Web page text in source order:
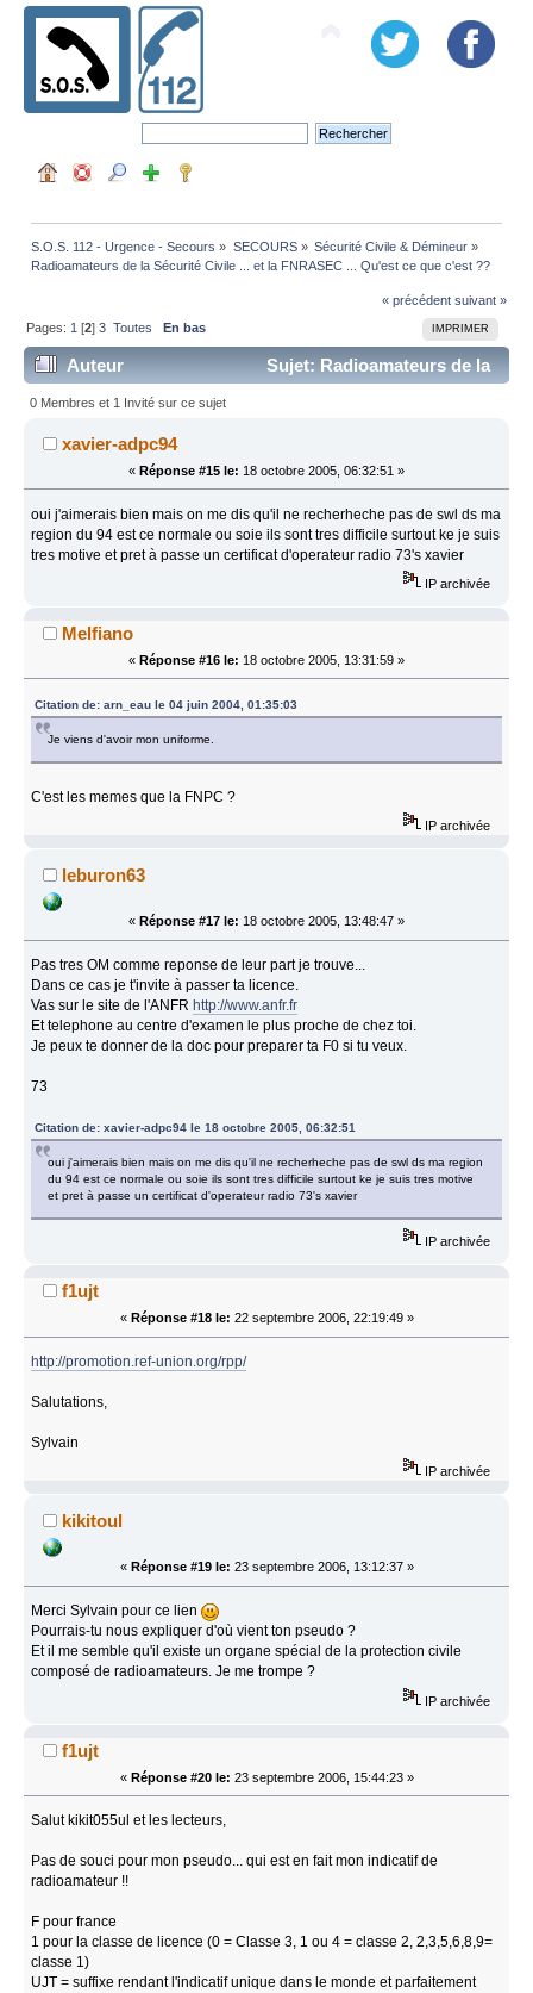
S.O.S. 112 - Urgence - Secours » SECOURS» Sécurité Civile & Démineur»
Radioamateurs de la Sécurité Civile ... et la FNRASEC ... Qu'est ce que c'est ??
« précédent suivant »
IMPRIMER
Pages: 1 [2]3 Toutes En bas
Auteur
Sujet: Radioamateurs de la
Sécurité Civile ... et la FNRASEC ... Qu'est ce que c'est
?? (Lu 99766 fois)
0 Membres et 1 Invité sur ce sujet
xavier-adpc94
« Réponse #15 le: 18 octobre 2005, 06:32:51 »
oui j'aimerais bien mais on me dis qu'il ne recherheche pas de swl ds ma
region du 94 est ce normale ou soie ils sont tres difficile surtout ke je suis
tres motive et pret à passe un certificat d'operateur radio 73's xavier
IP archivée
Melfiano
« Réponse #16 le: 18 octobre 2005, 13:31:59 »
Citation de: arn_eau le 04 juin 2004, 01:35:03
Je viens d'avoir mon uniforme.
C'est les memes que la FNPC ?
IP archivée
leburon63
« Réponse #17 le: 18 octobre 2005, 13:48:47 »
Pas tres OM comme reponse de leur part je trouve...
Dans ce cas je t'invite à passer ta licence.
Vas sur le site de l'ANFR http://www.anfr.fr
Et telephone au centre d'examen le plus proche de chez toi.
Je peux te donner de la doc pour preparer ta F0 si tu veux.
73
Citation de: xavier-adpc94 le 18 octobre 2005, 06:32:51
oui j'aimerais bien mais on me dis qu'il ne recherheche pas de swl ds ma region
du 94 est ce normale ou soie ils sont tres difficile surtout ke je suis tres motive
et pret à passe un certificat d'operateur radio 73's xavier
IP archivée
f1ujt
« Réponse #18 le: 22 septembre 2006, 22:19:49 »
http://promotion.ref-union.org/rpp/
Salutations,
Sylvain
IP archivée
kikitoul
« Réponse #19 le: 23 septembre 2006, 13:12:37 »
Merci Sylvain pour ce lien
Pourrais-tu nous expliquer d'où vient ton pseudo ?
Et il me semble qu'il existe un organe spécial de la protection civile
composé de radioamateurs. Je me trompe ?
IP archivée
f1ujt
« Réponse #20 le: 23 septembre 2006, 15:44:23 »
Salut kikit055ul et les lecteurs,
Pas de souci pour mon pseudo... qui est en fait mon indicatif de
radioamateur !!
F pour france
1 pour la classe de licence (0 = Classe 3, 1 ou 4 = classe 2, 2,3,5,6,8,9=
classe 1)
UJT = suffixe rendant l'indicatif unique dans le monde et parfaitement